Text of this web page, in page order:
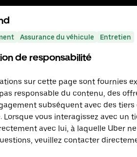
Assurance du véhicule Entretien
de responsabilité
sur cette page sont fournies
responsable du contenu, des
subséquent avec des
Lorsque vous interagissez avec un
avec lui, à laquelle Uber
veuillez contacter